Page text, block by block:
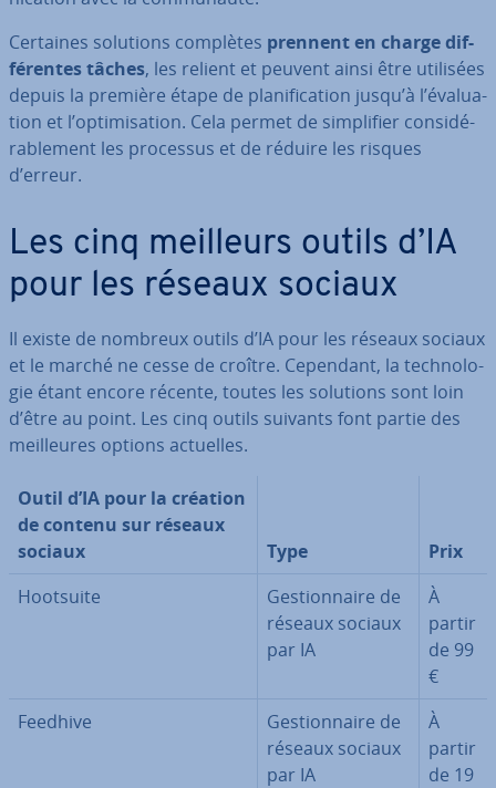
Certaines solutions complètes prennent en charge dif­
fé­rentes tâches, les relient et peuvent ainsi être utilisées
depuis la première étape de pla­ni­fi­ca­tion jusqu’à l’éva­lua­
tion et l’op­ti­mi­sa­tion. Cela permet de sim­pli­fier con­si­dé­
ra­ble­ment les processus et de réduire les risques
d’erreur.
Les cinq meilleurs outils d’IA
pour les réseaux sociaux
Il existe de nombreux outils d’IA pour les réseaux sociaux
et le marché ne cesse de croître. Cependant, la tech­no­lo­
gie étant encore récente, toutes les solutions sont loin
d’être au point. Les cinq outils suivants font partie des
meil­leures options actuelles.
Outil d’IA pour la création
de contenu sur réseaux
sociaux
Type
Prix
Hootsuite
Ges­tion­naire de
réseaux sociaux
par IA
À
partir
de 99
€
Feedhive
Ges­tion­naire de
réseaux sociaux
par IA
À
partir
de 19